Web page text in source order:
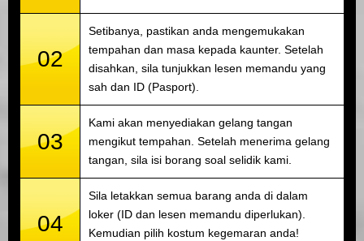
02
Setibanya, pastikan anda mengemukakan
tempahan dan masa kepada kaunter. Setelah
disahkan, sila tunjukkan lesen memandu yang
sah dan ID (Pasport).
03
Kami akan menyediakan gelang tangan
mengikut tempahan. Setelah menerima gelang
tangan, sila isi borang soal selidik kami.
04
Sila letakkan semua barang anda di dalam
loker (ID dan lesen memandu diperlukan).
Kemudian pilih kostum kegemaran anda!